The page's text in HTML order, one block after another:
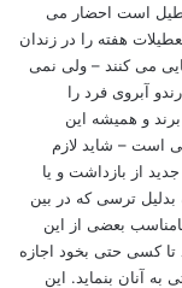
است احضار می
هفته را در زندان
می کنند – ولی نمی
آبروی فرد را
و همیشه این
است – شاید لازم
از بازداشت و یا
بدلیل ترسی که در بین
بعضی از این
تا کسی حتی بخود اجازه
آنان بنماید. این